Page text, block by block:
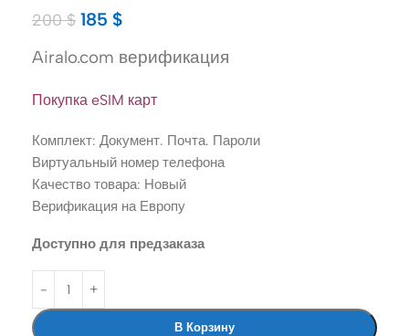
200$ 185 $
Airalo.com верификация
Покупка eSIM карт
Комплект: Документ. Почта. Пароли
Виртуальный номер телефона
Качество товара: Новый
Верификация на Европу
Доступно для предзаказа
В Корзину